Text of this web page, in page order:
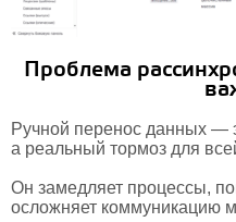
Проблема
Ручной перенос данных —
а реальный тормоз для
Он замедляет процессы,
осложняет коммуникацию